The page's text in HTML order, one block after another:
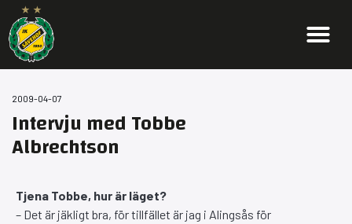
2009-04-07
Intervju med Tobbe
Albrechtson
Tjena Tobbe, hur är läget?
– Det är jäkligt bra, för tillfället är jag i Alingsås för